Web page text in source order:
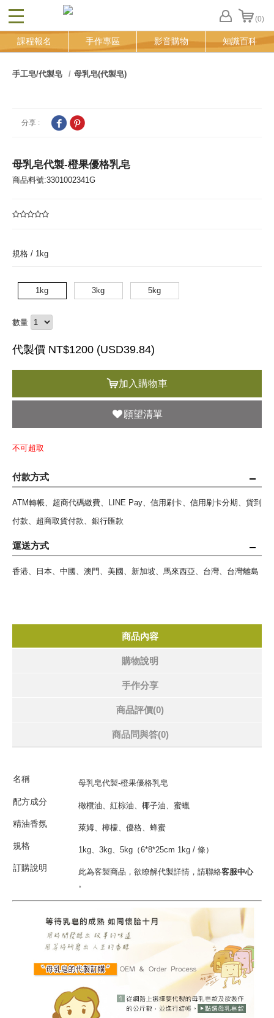
CLOSE (0)
FB
登
課程報名 手作專區 影音購物 知識百科
手工皂/代製皂 母乳皂(代製皂)
分享 :
母乳皂代製-橙果優格乳皂
商品料號:3301002341G
規格 / 1kg
1kg 3kg 5kg
數量
代製價 NT$1200 (USD39.84)
加入購物車
願望清單
不可超取
付款方式
ATM轉帳、超商代碼繳費、LINE Pay、信用刷卡、信用刷卡分期、貨到
付款、超商取貨付款、銀行匯款
運送方式
香港、日本、中國、澳門、美國、新加坡、馬來西亞、台灣、台灣離島
商品內容
購物說明
手作分享
商品評價(0)
商品問與答(0)
名稱 母乳皂代製-橙果優格乳皂
配方成分 橄欖油、紅棕油、椰子油、蜜蠟
精油香氛 萊姆、檸檬、優格、蜂蜜
規格 1kg、3kg、5kg（6*8*25cm 1kg / 條）
訂購說明 此為客製商品，欲瞭解代製詳情，請聯絡客服中心
。